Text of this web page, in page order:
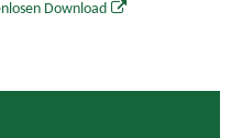
Download